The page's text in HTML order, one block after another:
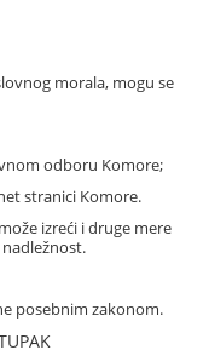
morala, mogu se
odboru Komore;
stranici Komore.
izreći i druge mere
posebnim zakonom.